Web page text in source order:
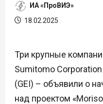
ИА «ПроВИЭ»
18.02.2025
Три крупные
Sumitomo
(GEI) – объявили о
над проектом